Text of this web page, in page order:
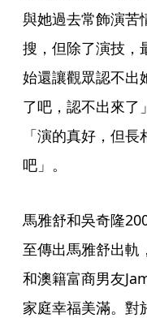
與她過去常飾演苦
搜，但除了演技，
始還讓觀眾認不出
了吧，認不出來了
「演的真好，但
吧」。
馬雅舒和吳奇隆
至傳出馬雅舒出軌
和澳籍富商男友
家庭幸福美滿。對